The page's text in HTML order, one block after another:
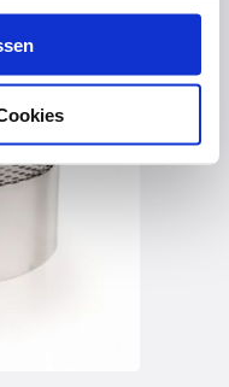
Informationen zum
.